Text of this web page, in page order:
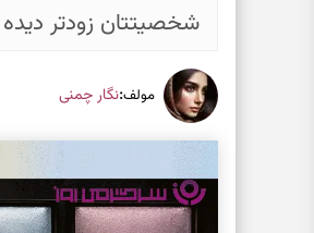
شخصیتتان زودتر
مولف:نگار چمنی